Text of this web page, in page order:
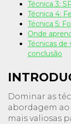
Técnica 3:
Técnica 4:
Técnica 5:
Onde
Técnicas de
conclusão
Dominar as
abordagem
mais valiosas